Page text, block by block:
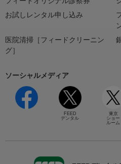
お試しレンタル申し込み
医院清掃［フィードクリーニン
グ］
ソーシャルメディア
FEED
デンタル
東京
ショー
ルーム